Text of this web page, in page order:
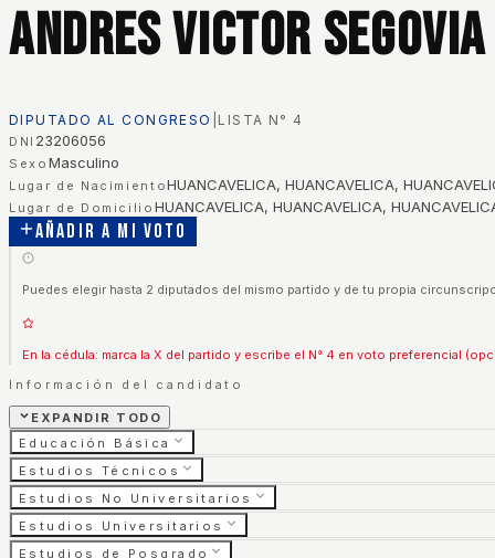
Andres Victor
DIPUTADO AL CONGRESO LISTA N° 4
DNI 23206056
Sexo Masculino
Lugar de NacimientoHUANCAVELICA, HUANCAVELICA,
Lugar de Domicilio HUANCAVELICA, HUANCAVELICA,
Añadir a mi voto
Puedes elegir hasta 2 diputados del mismo partido y de tu propia
En la cédula: marca la X del partido y escribe el N° 4 en voto preferencial
Información del candidato
EXPANDIR TODO
Educación Básica
Estudios Técnicos
Estudios No Universitarios
Estudios Universitarios
Estudios de Posgrado